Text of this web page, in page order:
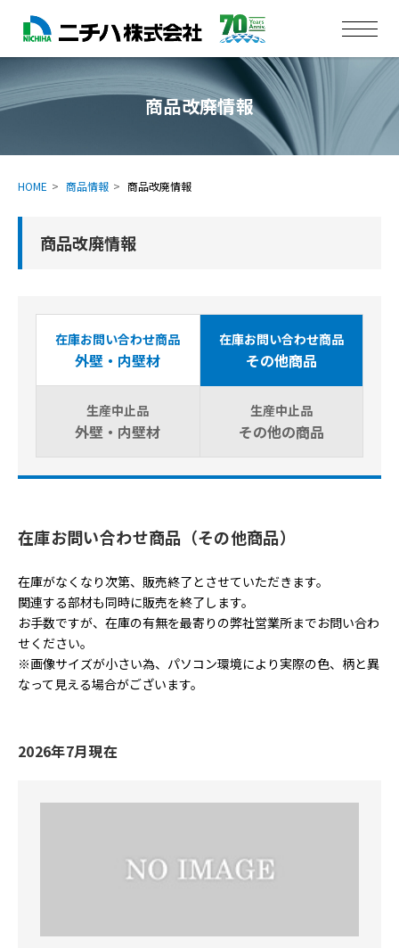
商品改廃情報
HOME 商品情報 商品改廃情報
商品改廃情報
在庫お問い合わせ商品
外壁・内壁材
在庫お問い合わせ商品
その他商品
生産中止品
外壁・内壁材
生産中止品
その他の商品
在庫お問い合わせ商品（その他商品）
在庫がなくなり次第、販売終了とさせていただきます。
関連する部材も同時に販売を終了します。
お手数ですが、在庫の有無を最寄りの弊社営業所までお問い合わ
せください。
※画像サイズが小さい為、パソコン環境により実際の色、柄と異
なって見える場合がございます。
2026年7月現在